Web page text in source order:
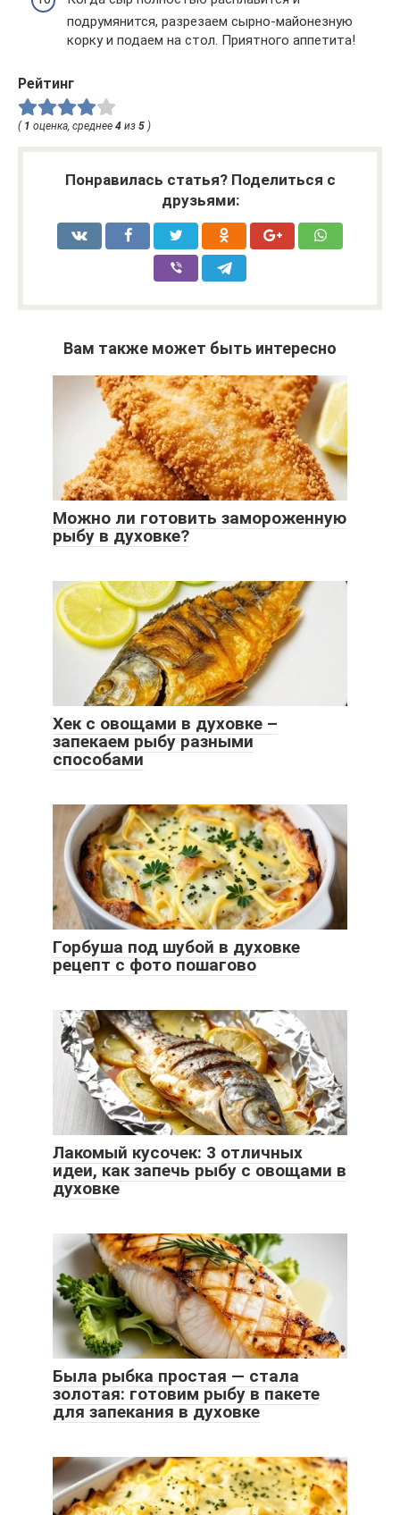
подрумянится, разрезаем сырно-майонезную
корку и подаем на стол. Приятного аппетита!
Рейтинг
( 1 оценка, среднее 4 из 5 )
Понравилась статья? Поделиться с
друзьями:
Вам также может быть интересно
Можно ли готовить замороженную
рыбу в духовке?
Хек с овощами в духовке –
запекаем рыбу разными
способами
Горбуша под шубой в духовке
рецепт с фото пошагово
Лакомый кусочек: 3 отличных
идеи, как запечь рыбу с овощами в
духовке
Была рыбка простая — стала
золотая: готовим рыбу в пакете
для запекания в духовке